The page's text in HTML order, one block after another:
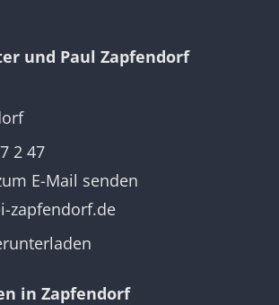
und Paul Zapfendorf
2 47
E-Mail senden
zapfendorf.de
in Zapfendorf